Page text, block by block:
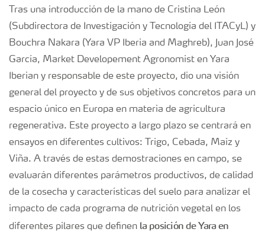
Tras una introducción de la mano de Cristina León
(Subdirectora de Investigación y Tecnología del ITACyL) y
Bouchra Nakara (Yara VP Iberia and Maghreb), Juan José
García, Market Developement Agronomist en Yara
Iberian y responsable de este proyecto, dio una visión
general del proyecto y de sus objetivos concretos para un
espacio único en Europa en materia de agricultura
regenerativa. Este proyecto a largo plazo se centrará en
ensayos en diferentes cultivos: Trigo, Cebada, Maíz y
Viña. A través de estas demostraciones en campo, se
evaluarán diferentes parámetros productivos, de calidad
de la cosecha y características del suelo para analizar el
impacto de cada programa de nutrición vegetal en los
diferentes pilares que definen la posición de Yara en